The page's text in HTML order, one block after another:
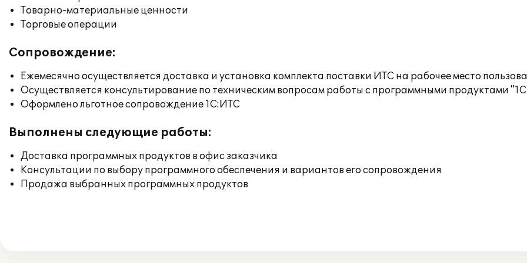
Товарно-материальные ценности
Торговые операции
Сопровождение:
Ежемесячно осуществляется доставка и установка комплекта поставки ИТС на рабочее место
Осуществляется консультирование по техническим вопросам работы с программными продуктами
Оформлено льготное сопровождение 1С:ИТС
Выполнены следующие работы:
Доставка программных продуктов в офис заказчика
Консультации по выбору программного обеспечения и вариантов его сопровождения
Продажа выбранных программных продуктов